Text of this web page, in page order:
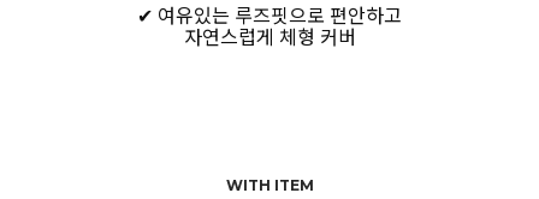
✔ 여유있는 루즈핏으로 편안하고
자연스럽게 체형 커버
WITH ITEM